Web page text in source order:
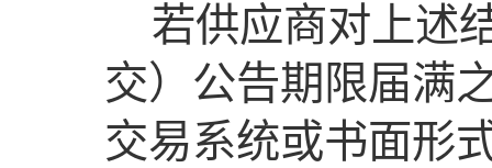
若供应商对上述
交）公告期限届满
交易系统或书面形